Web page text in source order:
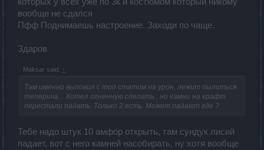
вообще не сдался
Пфф Поднимаешь настроение. Заходи по чаще.
Здаров
Maksar said: ↑
Там именно выловил с топ статом на урон, лежит пылиться
теперича... Хотел огненную сделать , но камни на крафт
перестали падать. Только 2 есть. Может падают где ?
Тебе надо штук 10 амфор открыть, там сундук лисий
падает, вот с него камней насобирать, ну хотя вообще